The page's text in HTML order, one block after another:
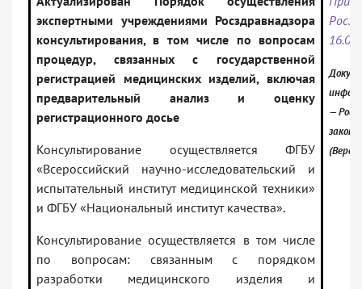
экспертными учреждениями Росздравнадзора
консультирования, в том числе по вопросам
процедур, связанных с государственной
регистрацией медицинских изделий, включая
предварительный анализ и оценку
регистрационного досье
Консультирование осуществляется ФГБУ
«Всероссийский научно-исследовательский и
испытательный институт медицинской техники»
и ФГБУ «Национальный институт качества».
Консультирование осуществляется в том числе
по вопросам: связанным с порядком
разработки медицинского изделия и
—